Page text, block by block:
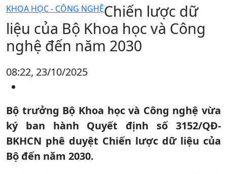
KHOA HỌC - CÔNG NGHỆChiến lược dữ
liệu của Bộ Khoa học và Công
nghệ đến năm 2030
08:22, 23/10/2025
Bộ trưởng Bộ Khoa học và Công nghệ vừa
ký ban hành Quyết định số 3152/QĐ-
BKHCN phê duyệt Chiến lược dữ liệu của
Bộ đến năm 2030.